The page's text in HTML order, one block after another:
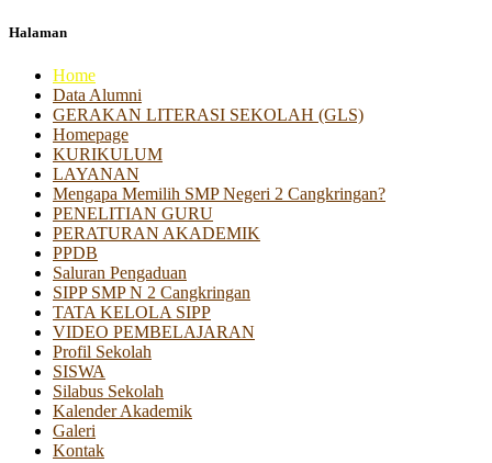
Halaman
Home
Data Alumni
GERAKAN LITERASI SEKOLAH (GLS)
Homepage
KURIKULUM
LAYANAN
Mengapa Memilih SMP Negeri 2 Cangkringan?
PENELITIAN GURU
PERATURAN AKADEMIK
PPDB
Saluran Pengaduan
SIPP SMP N 2 Cangkringan
TATA KELOLA SIPP
VIDEO PEMBELAJARAN
Profil Sekolah
SISWA
Silabus Sekolah
Kalender Akademik
Galeri
Kontak